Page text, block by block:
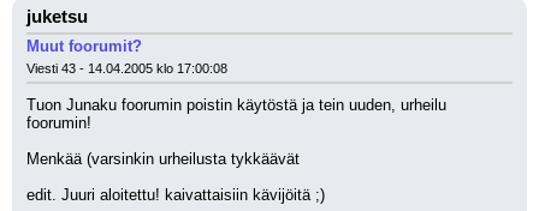
juketsu
Muut foorumit?
Viesti 43 - 14.04.2005 klo 17:00:08
Tuon Junaku foorumin poistin käytöstä ja tein uuden, urheilu
foorumin!
Menkää (varsinkin urheilusta tykkäävät
edit. Juuri aloitettu! kaivattaisiin kävijöitä ;)